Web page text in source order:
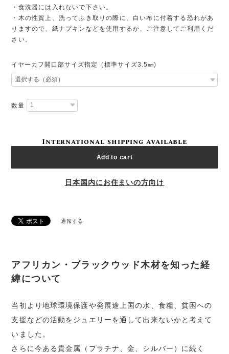
・食洗器には入れないで下さい。
・木の性質上、洗ってふき取りの際に、白い布に付着する恐れがあ
りますので、紙ナプキンなどを使用するか、ご注意してご利用くだ
さい。
イヤーカフ開口部サイズ指定（標準サイズ3.5㎜)
数量
International shipping available
Add to cart
日本国内にお住まいの方向け
通報する
アフリカン・ブラックウッド木材を知った経
緯について
当初より地球環境保護や発展途上国の水、食糧、貧困への
支援などの活動をジュエリーを通して出来ないかと考えて
いました。
さらに今ある貴金属（プラチナ、金、シルバー）に続く